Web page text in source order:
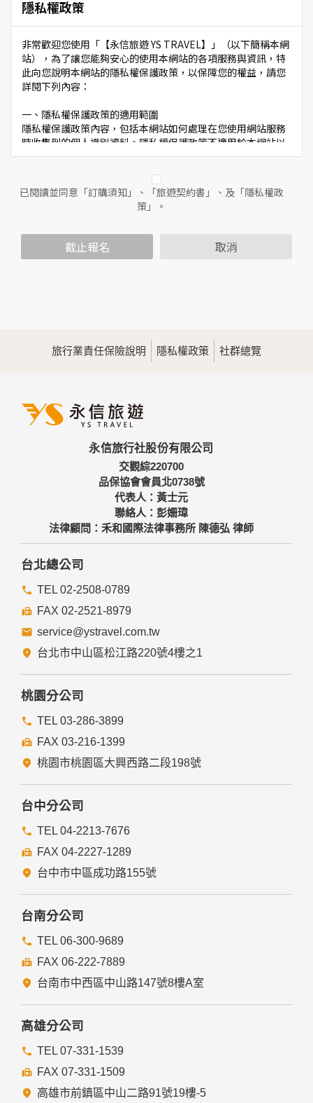
隱私權政策
非常歡迎您使用「【永信旅遊 YS TRAVEL】」（以下簡稱本網
站），為了讓您能夠安心的使用本網站的各項服務與資訊，特
此向您說明本網站的隱私權保護政策，以保障您的權益，請您
詳閱下列內容：
一、隱私權保護政策的適用範圍
隱私權保護政策內容，包括本網站如何處理在您使用網站服務
時收集到的個人識別資料。隱私權保護政策不適用於本網站以
外的相關連結網站，也不適用於非本網站所委託或參與管理的
二、個人資料的蒐集、處理及利用方式
當您造訪本網站或使用本網站所提供之功能服務時，我們將視
範圍內處理及利用您的個人資料；非經您書面同意，本網站不
會將個人資料用於其他用途。
為提供精確的服務，我們會將收集的問卷調查內容進行統計與
分析，分析結果之統計數據或說明文字呈現，除供內部研究
三、資料之保護
備及必要的安全防護措施，加以保護網站及您的個人資料採用
嚴格的保護措施，只由經過授權的人員才能接觸您的個人資
料，相關處理人員皆簽有保密合約，如有違反保密義務者，將
會受到相關的法律處分。
如因業務需要有必要委託其他單位提供服務時，本網站亦會嚴
格要求其遵守保密義務，並且採取必要檢查程序以確定其將確
實遵守。
四、網站對外的相關連結
提供的連結，點選進入其他網站。但該連結網站不適用本網站
的隱私權保護政策，您必須參考該連結網站中的隱私權保護政
策。
五、與第三人共用個人資料之政策
本網站絕不會提供、交換、出租或出售任何您的個人資料給其
他個人、團體、私人企業或公務機關，但有法律依據或合約義
務者，不在此限。
前項但書之情形包括不限於：
經由您書面同意。
法律明文規定。
與公務機關或學術研究機構合作，基於公共利益為統計或學術
研究而有必要，且資料經過提供者處理或蒐集者依其揭露方式
無從識別特定之當事人。
當您在網站的行為，違反服務條款或可能損害或妨礙網站與其
揭露您的個人資料是為了辨識、聯絡或採取法律行動所必要
者。
本網站委託廠商協助蒐集、處理或利用您的個人資料時，將對
委外廠商或個人善盡監督管理之責。
六、Cookie之使用
為了提供您最佳的服務，本網站會在您的電腦中放置並取用我
們的Cookie，若您不願接受Cookie的寫入，您可在您使用的
瀏覽器功能項中設定隱私權等級為高，即可拒絕Cookie的寫
七、隱私權保護政策之修正
款將刊登於網站上。
已閱讀並同意「訂購須知」、「旅遊契約書」、及「隱私權政
策」。
截止報名 取消
旅行業責任保險說明 隱私權政策 社群總覽
永信旅行社股份有限公司
交觀綜220700
品保協會會員北0738號
代表人：黃士元
聯絡人：彭姍瑋
法律顧問：禾和國際法律事務所 陳德弘 律師
台北總公司
TEL 02-2508-0789
FAX 02-2521-8979
service@ystravel.com.tw
台北市中山區松江路220號4樓之1
桃園分公司
TEL 03-286-3899
FAX 03-216-1399
桃園市桃園區大興西路二段198號
台中分公司
TEL 04-2213-7676
FAX 04-2227-1289
台中市中區成功路155號
台南分公司
TEL 06-300-9689
FAX 06-222-7889
台南市中西區中山路147號8樓A室
高雄分公司
TEL 07-331-1539
FAX 07-331-1509
高雄市前鎮區中山二路91號19樓-5